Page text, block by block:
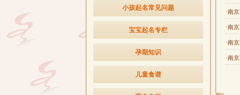
小孩起名常见问题
宝宝起名专栏
孕期知识
儿童食谱
·南
·南
·南
·南